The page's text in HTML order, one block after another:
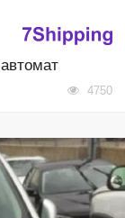
автомат
4750